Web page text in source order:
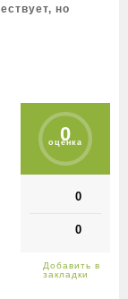
но
0
оценка
0
0